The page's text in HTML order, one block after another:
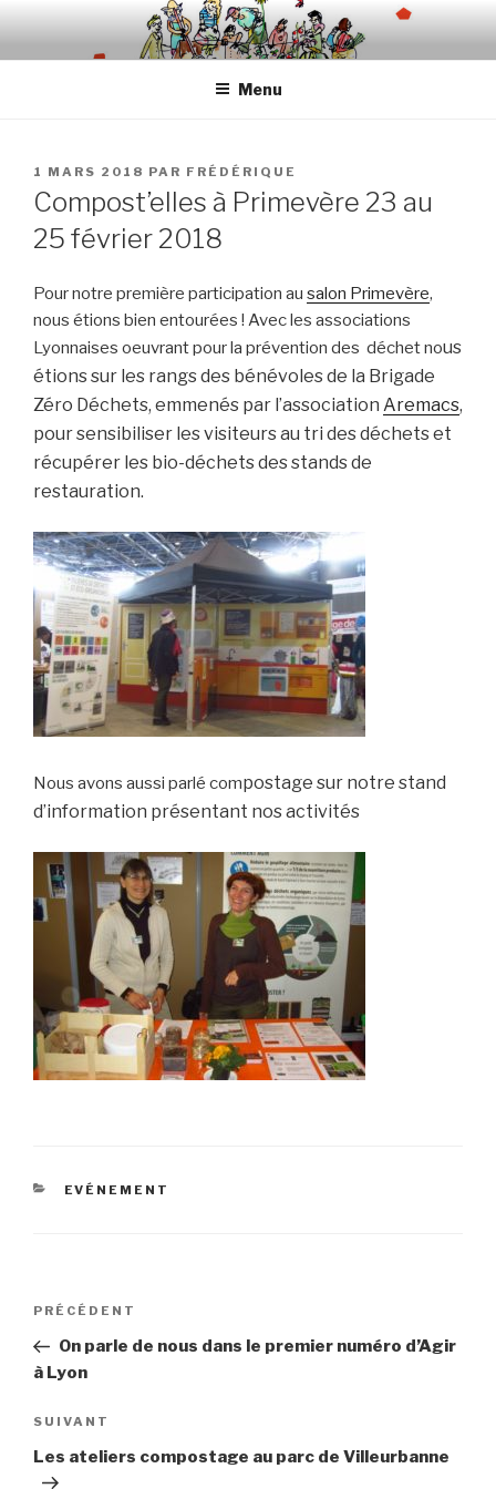
contenu
Menu
PUBLIÉ
LE
1 MARS 2018 PAR FRÉDÉRIQUE
Compost’elles à Primevère 23 au
25 février 2018
Pour notre première participation au salon Primevère,
nous étions bien entourées ! Avec les associations
Lyonnaises oeuvrant pour la prévention des déchet nous
étions sur les rangs des bénévoles de la Brigade
Zéro Déchets, emmenés par l’association Aremacs,
pour sensibiliser les visiteurs au tri des déchets et
récupérer les bio-déchets des stands de
restauration.
Nous avons aussi parlé compostage sur notre stand
d’information présentant nos activités
CATÉGORIES
EVÉNEMENT
Navigation
l’article
Article
précédent
PRÉCÉDENT
On parle de nous dans le premier numéro d’Agir
à Lyon
Article
suivant
SUIVANT
Les ateliers compostage au parc de Villeurbanne